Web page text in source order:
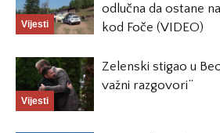
Vijesti
odlučna da ostane
kod Foče (VIDEO)
Vijesti
Zelenski stigao u
važni razgovori”